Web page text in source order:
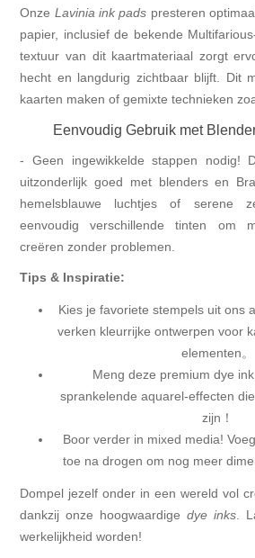
Onze Lavinia ink pads presteren
papier, inclusief de bekende
textuur van dit kaartmateriaal zorgt
hecht en langdurig zichtbaar blijft. Dit
kaarten maken of gemixte technieken
Eenvoudig Gebruik met
- Geen ingewikkelde stappen nodig!
uitzonderlijk goed met blenders en
hemelsblauwe luchtjes of serene
eenvoudig verschillende tinten om
creëren zonder problemen.
Tips & Inspiratie:
Kies je favoriete stempels uit ons
verken kleurrijke ontwerpen voor
elementen。
Meng deze premium dye
sprankelende aquarel-effecten
zijn！
Boor verder in mixed media!
toe na drogen om nog meer
Dompel jezelf onder in een wereld vol
dankzij onze hoogwaardigedye inks.
werkelijkheid worden!